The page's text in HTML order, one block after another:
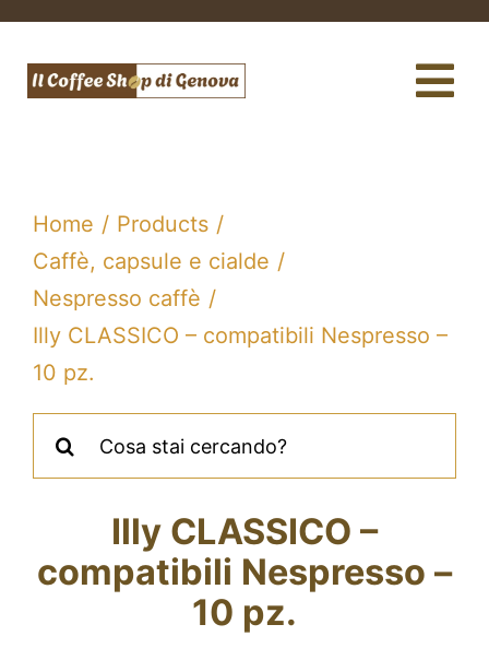
contenuto
Te e tisane
Filtri acqua e gasatori
Assistenza tecnica
Fidelity Card
CERCA
PER:
Home
Products
Caffè, capsule e cialde
Nespresso caffè
Illy CLASSICO – compatibili Nespresso –
10 pz.
per:
Illy CLASSICO –
compatibili Nespresso –
10 pz.